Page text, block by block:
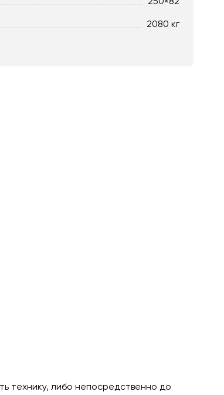
2080 кг
технику, либо непосредственно до